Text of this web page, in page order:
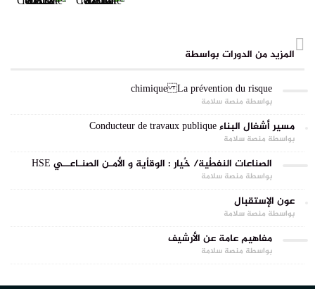
المزيد من الدورات بواسطة
La prévention du risque chimique
بواسطة منصة سلامة
مسير أشغال البناء Conducteur de travaux publique
بواسطة منصة سلامة
الصناعات النفطٌية/ خٌيار : الوقاٌية و الأمـن الصنـاعــي HSE
بواسطة منصة سلامة
عون الإستقبال
بواسطة منصة سلامة
مفاهيم عامة عن الأرشيف
بواسطة منصة سلامة